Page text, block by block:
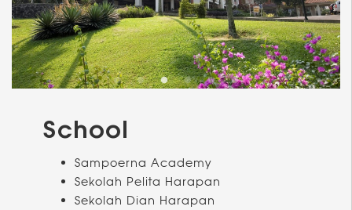
School
Sampoerna Academy
Sekolah Pelita Harapan
Sekolah Dian Harapan